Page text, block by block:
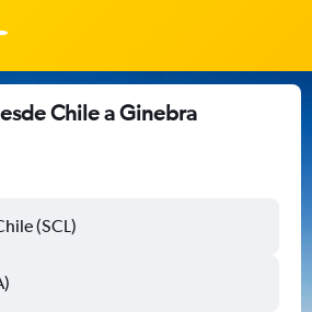
Chile a Ginebra
(SCL)